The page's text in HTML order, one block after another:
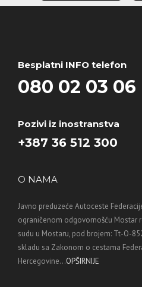
Besplatni INFO telefon
080 02 03 06
Pozivi iz inostranstva
+387 36 512 300
O NAMA
Javno preduzeće Autoceste
ograničenom odgovornošću Mostar
sudu u Mostaru, pod brojem: Tt-O-
skladu sa Zakonom o cestama
Hercegovine...OPŠIRNIJE